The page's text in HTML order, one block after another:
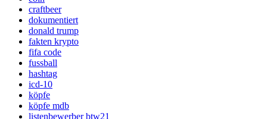
craftbeer
dokumentiert
donald trump
fakten krypto
fifa code
fussball
hashtag
icd-10
köpfe
köpfe mdb
listenbewerber btw21